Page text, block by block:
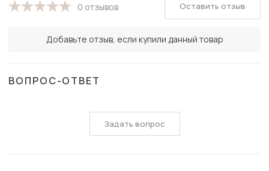
0 отзывов
Добавьте отзыв, если купили данный товар
Оставить отзыв
ВОПРОС-ОТВЕТ
Задать вопрос